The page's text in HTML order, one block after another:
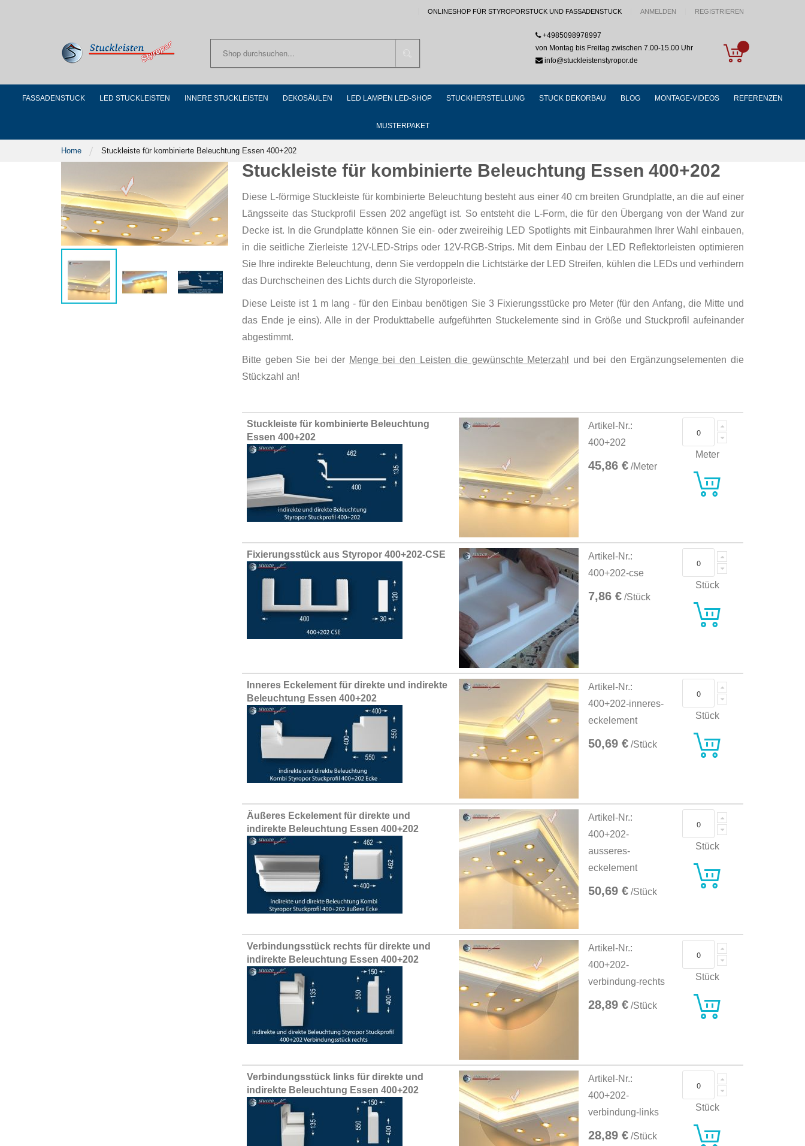
ONLINESHOP FÜR STYROPORSTUCK UND FASSADENSTUCK ANMELDEN REGISTRIEREN
My Cart
+4985098978997
von Montag bis Freitag zwischen 7.00-15.00 Uhr
info@stuckleistenstyropor.de
FASSADENSTUCK LED STUCKLEISTEN INNERE STUCKLEISTEN DEKOSÄULEN LED LAMPEN LED-SHOP STUCKHERSTELLUNG STUCK DEKORBAU BLOG MONTAGE-VIDEOS REFERENZEN
MUSTERPAKET
Home Stuckleiste für kombinierte Beleuchtung Essen 400+202
Stuckleiste für kombinierte Beleuchtung Essen 400+202
Diese L-förmige Stuckleiste für kombinierte Beleuchtung besteht aus einer 40 cm breiten Grundplatte, an die auf einer
Längsseite das Stuckprofil Essen 202 angefügt ist. So entsteht die L-Form, die für den Übergang von der Wand zur
Decke ist. In die Grundplatte können Sie ein- oder zweireihig LED Spotlights mit Einbaurahmen Ihrer Wahl einbauen,
in die seitliche Zierleiste 12V-LED-Strips oder 12V-RGB-Strips. Mit dem Einbau der LED Reflektorleisten optimieren
Sie Ihre indirekte Beleuchtung, denn Sie verdoppeln die Lichtstärke der LED Streifen, kühlen die LEDs und verhindern
das Durchscheinen des Lichts durch die Styroporleiste.
Diese Leiste ist 1 m lang - für den Einbau benötigen Sie 3 Fixierungsstücke pro Meter (für den Anfang, die Mitte und
das Ende je eins). Alle in der Produkttabelle aufgeführten Stuckelemente sind in Größe und Stuckprofil aufeinander
abgestimmt.
Bitte geben Sie bei der Menge bei den Leisten die gewünschte Meterzahl
und bei den Ergänzungselementen die
Stückzahl an!
Grouped
product
items
Stuckleiste für kombinierte Beleuchtung
Essen 400+202
Artikel-Nr.:
400+202
45,86 € /Meter
Meter
Fixierungsstück aus Styropor 400+202-CSE
Artikel-Nr.:
400+202-cse
7,86 € /Stück
Stück
Inneres Eckelement für direkte und indirekte
Beleuchtung Essen 400+202
Artikel-Nr.:
400+202-inneres-
eckelement
50,69 € /Stück
Stück
Äußeres Eckelement für direkte und
indirekte Beleuchtung Essen 400+202
Artikel-Nr.:
400+202-
ausseres-
eckelement
50,69 € /Stück
Stück
Verbindungsstück rechts für direkte und
indirekte Beleuchtung Essen 400+202
Artikel-Nr.:
400+202-
verbindung-rechts
28,89 € /Stück
Stück
Verbindungsstück links für direkte und
indirekte Beleuchtung Essen 400+202
Artikel-Nr.:
400+202-
verbindung-links
28,89 € /Stück
Stück